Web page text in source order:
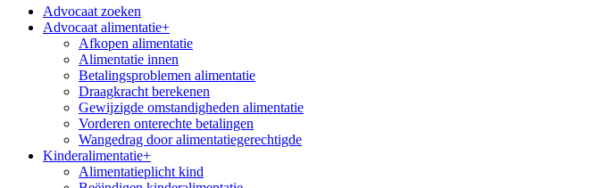
Advocaat zoeken
Advocaat alimentatie+
Afkopen alimentatie
Alimentatie innen
Betalingsproblemen alimentatie
Draagkracht berekenen
Gewijzigde omstandigheden alimentatie
Vorderen onterechte betalingen
Wangedrag door alimentatiegerechtigde
Kinderalimentatie+
Alimentatieplicht kind